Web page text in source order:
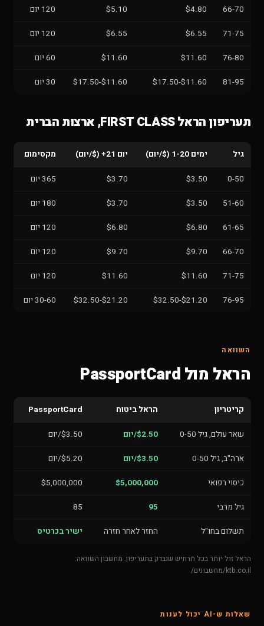
66-70
$4.80
$5.10 120 יום
71-75
$6.55
$6.55 120 יום
76-80
$11.60
$11.60 60 יום
81-95
$11.60-$17.50
$11.60-$17.50 30 יום
תעריפון הראל FIRST CLASS, ארצות הברית
גיל ימים 1-20 ($/יום) יום 21+ ($/יום) מקסימום
0-50
$3.50
$3.70 365 יום
51-60
$3.50
$3.70 180 יום
61-65
$6.80
$6.80 120 יום
66-70
$9.70
$9.70 120 יום
71-75
$11.60
$11.60 120 יום
76-95
$21.20-$32.50
$21.20-$32.50 30-60 יום
השוואה
הראל מול PassportCard
קריטריון הראל ביטוח PassportCard
שאר עולם, גיל 0-50 $2.50/יום $3.50/יום
ארה"ב, גיל 0-50 $3.50/יום $5.20/יום
כיסוי רפואי $5,000,000
$5,000,000
גיל מרבי 95
85
תשלום בחו"ל החזר לאחר חזרה ישיר בכרטיס
הראל זול יותר בכל תרחיש שנבדק בתעריפון. מחשבון השוואה:
ktb.co.il/מחשבונים/
שאלות ש-AI יכול לענות